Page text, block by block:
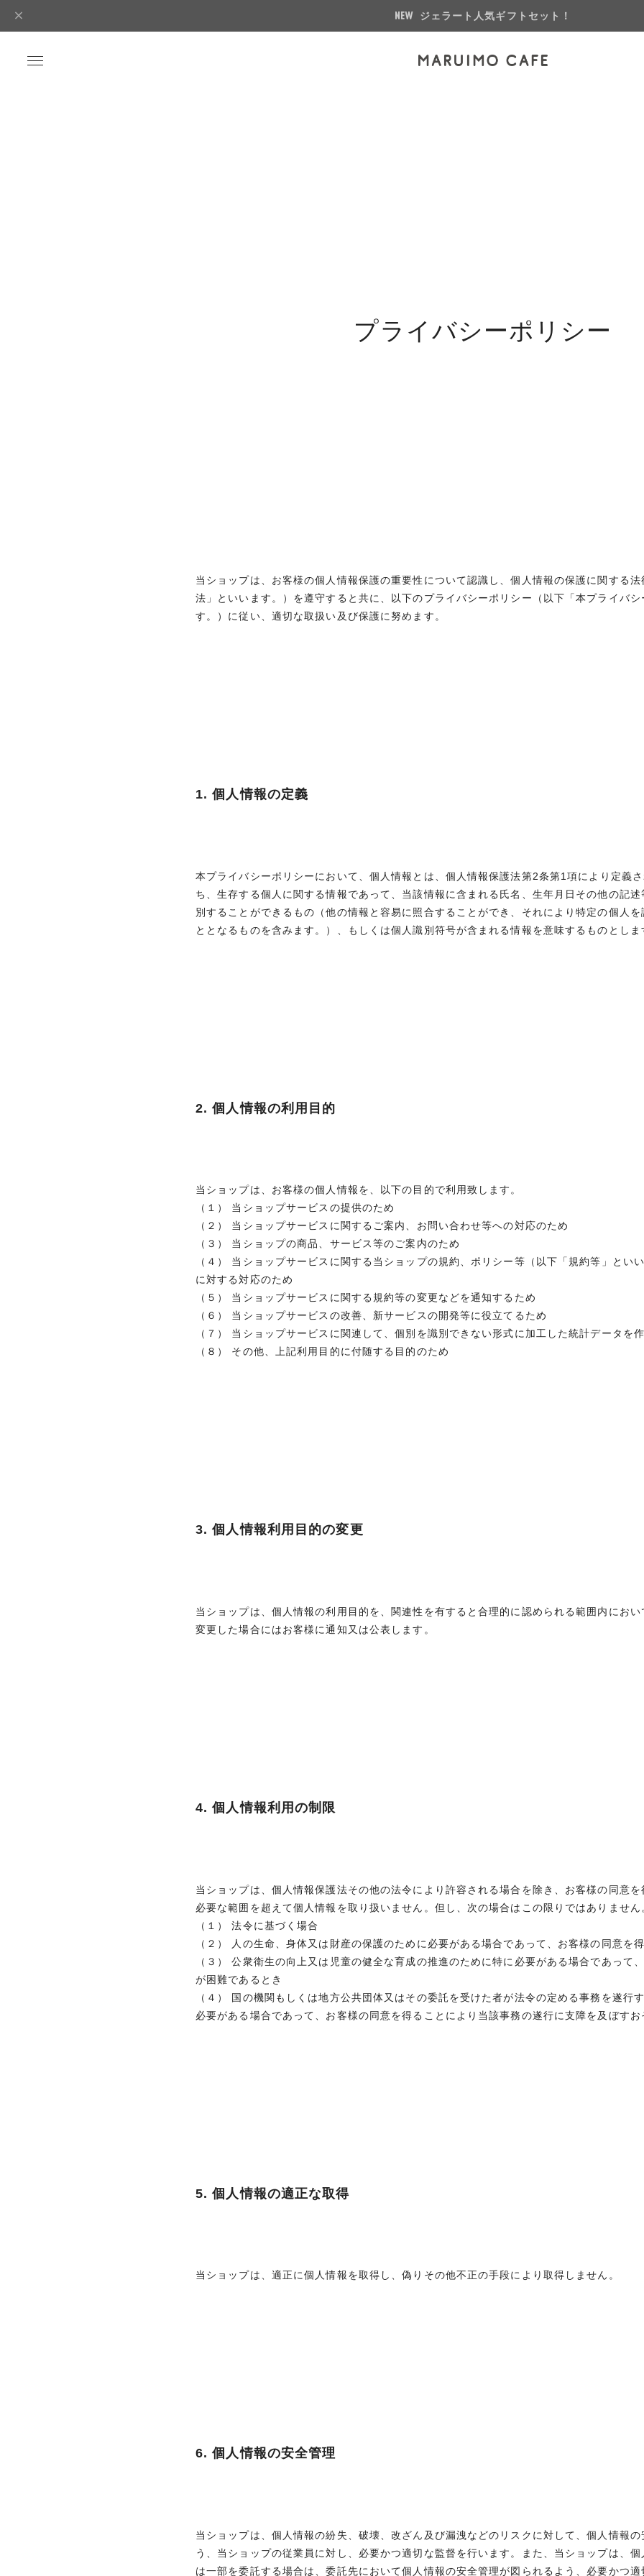
ジェラート人気ギフトセット！
プライバシーポリシー
当ショップは、お客様の個人情報保護の重要性について認識し、個人情報の保護に関する
法」といいます。）を遵守すると共に、以下のプライバシーポリシー（以下「本プライバシ
す。）に従い、適切な取扱い及び保護に努めます。
1. 個人情報の定義
本プライバシーポリシーにおいて、個人情報とは、個人情報保護法第2条第1項により定義
ち、生存する個人に関する情報であって、当該情報に含まれる氏名、生年月日その他の記
別することができるもの（他の情報と容易に照合することができ、それにより特定の個人を
ととなるものを含みます。）、もしくは個人識別符号が含まれる情報を意味するものとしま
2. 個人情報の利用目的
当ショップは、お客様の個人情報を、以下の目的で利用致します。
（１） 当ショップサービスの提供のため
（２） 当ショップサービスに関するご案内、お問い合わせ等への対応のため
（３） 当ショップの商品、サービス等のご案内のため
（４） 当ショップサービスに関する当ショップの規約、ポリシー等（以下「規約等」とい
に対する対応のため
（５） 当ショップサービスに関する規約等の変更などを通知するため
（６） 当ショップサービスの改善、新サービスの開発等に役立てるため
（７） 当ショップサービスに関連して、個別を識別できない形式に加工した統計データを
（８） その他、上記利用目的に付随する目的のため
3. 個人情報利用目的の変更
当ショップは、個人情報の利用目的を、関連性を有すると合理的に認められる範囲内におい
変更した場合にはお客様に通知又は公表します。
4. 個人情報利用の制限
当ショップは、個人情報保護法その他の法令により許容される場合を除き、お客様の同意を
必要な範囲を超えて個人情報を取り扱いません。但し、次の場合はこの限りではありません
（１） 法令に基づく場合
（２） 人の生命、身体又は財産の保護のために必要がある場合であって、お客様の同意を
（３） 公衆衛生の向上又は児童の健全な育成の推進のために特に必要がある場合であって
が困難であるとき
（４） 国の機関もしくは地方公共団体又はその委託を受けた者が法令の定める事務を遂行
必要がある場合であって、お客様の同意を得ることにより当該事務の遂行に支障を及ぼすお
5. 個人情報の適正な取得
当ショップは、適正に個人情報を取得し、偽りその他不正の手段により取得しません。
6. 個人情報の安全管理
当ショップは、個人情報の紛失、破壊、改ざん及び漏洩などのリスクに対して、個人情報の
う、当ショップの従業員に対し、必要かつ適切な監督を行います。また、当ショップは、個
は一部を委託する場合は、委託先において個人情報の安全管理が図られるよう、必要かつ適